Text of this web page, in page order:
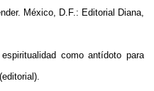
México, D.F.: Editorial Diana,
como antídoto para